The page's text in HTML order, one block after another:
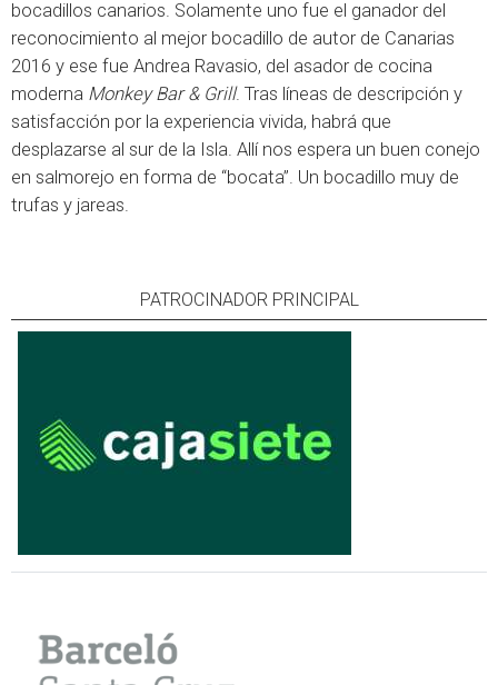
bocadillos canarios. Solamente uno fue el ganador del
reconocimiento al mejor bocadillo de autor de Canarias
2016 y ese fue Andrea Ravasio, del asador de cocina
moderna Monkey Bar & Grill. Tras líneas de descripción y
satisfacción por la experiencia vivida, habrá que
desplazarse al sur de la Isla. Allí nos espera un buen conejo
en salmorejo en forma de “bocata”. Un bocadillo muy de
trufas y jareas.
PATROCINADOR PRINCIPAL